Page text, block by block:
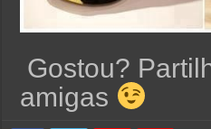
Gostou?
amigas